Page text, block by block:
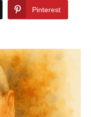
Pinterest